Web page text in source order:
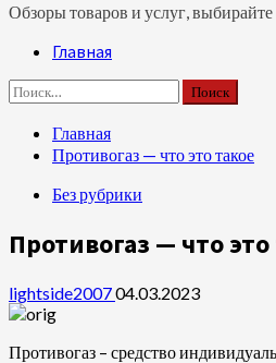
Обзоры товаров и услуг,
ОсновноеГлавная
Найти:
Главная
Противогаз — что это такое
Без рубрики
Противогаз — что это
lightside200704.03.2023
Противогаз – средство